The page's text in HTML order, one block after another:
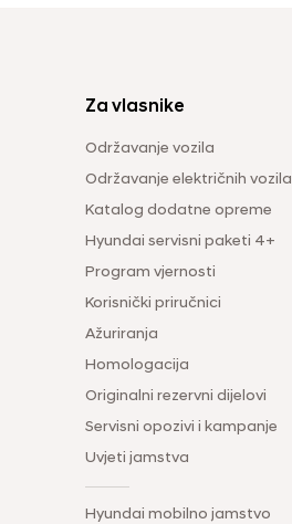
Za vlasnike
Održavanje vozila
Održavanje električnih vozila
Katalog dodatne opreme
Hyundai servisni paketi 4+
Program vjernosti
Korisnički priručnici
Ažuriranja
Homologacija
Originalni rezervni dijelovi
Servisni opozivi i kampanje
Uvjeti jamstva
Hyundai mobilno jamstvo